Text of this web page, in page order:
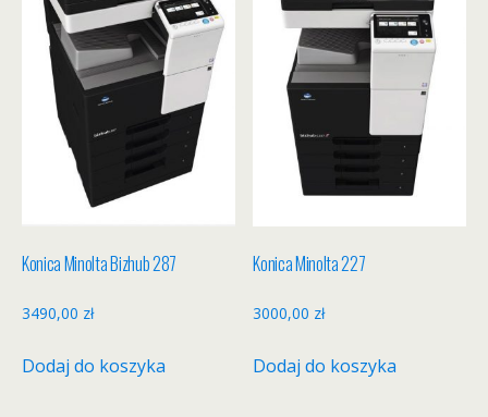
Konica Minolta Bizhub 287
3490,00 zł
Dodaj do koszyka
Konica Minolta 227
3000,00 zł
Dodaj do koszyka